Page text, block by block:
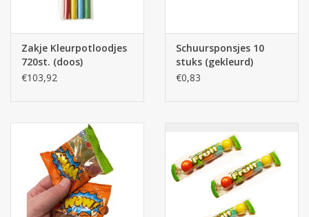
Batterijen
Corona
Carnavalssnoep
Paasgeschenken
Zakje Kleurpotloodjes
720st. (doos)
€103,92
Schuursponsjes 10
stuks (gekleurd)
€0,83